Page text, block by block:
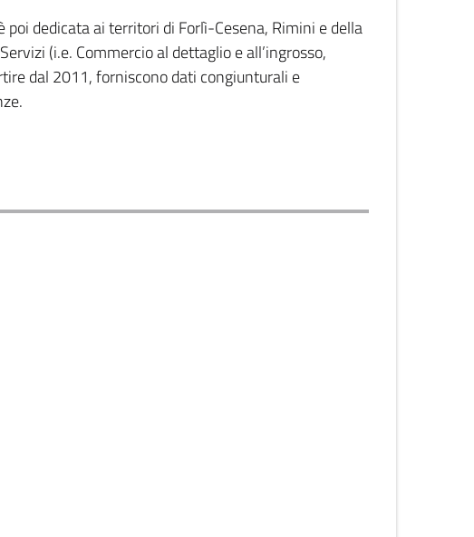
dedicata ai territori di Forlì-Cesena, Rimini e della
(i.e. Commercio al dettaglio e all’ingrosso,
dal 2011, forniscono dati congiunturali e